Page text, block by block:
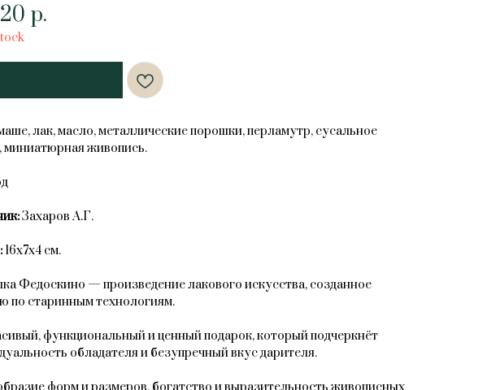
р.
лак, масло, металлические порошки, перламутр, сусальное
миниатюрная живопись.
Захаров А.Г.
16х7х4 см.
Федоскино — произведение лакового искусства, созданное
по старинным технологиям.
функциональный и ценный подарок, который подчеркнёт
обладателя и безупречный вкус дарителя.